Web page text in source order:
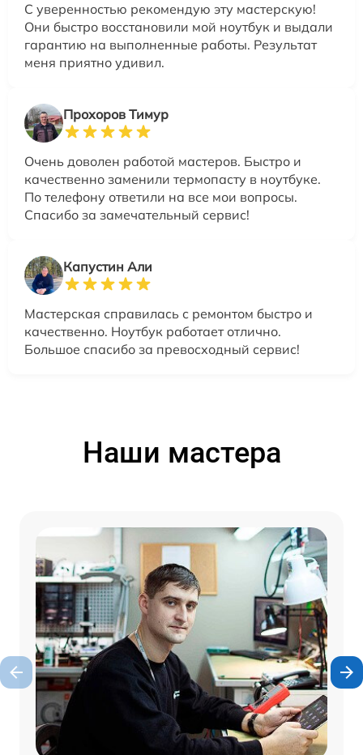
С уверенностью рекомендую эту мастерскую!
Они быстро восстановили мой ноутбук и выдали
гарантию на выполненные работы. Результат
меня приятно удивил.
Прохоров Тимур
Очень доволен работой мастеров. Быстро и
качественно заменили термопасту в ноутбуке.
По телефону ответили на все мои вопросы.
Спасибо за замечательный сервис!
Капустин Али
Мастерская справилась с ремонтом быстро и
качественно. Ноутбук работает отлично.
Большое спасибо за превосходный сервис!
Наши мастера